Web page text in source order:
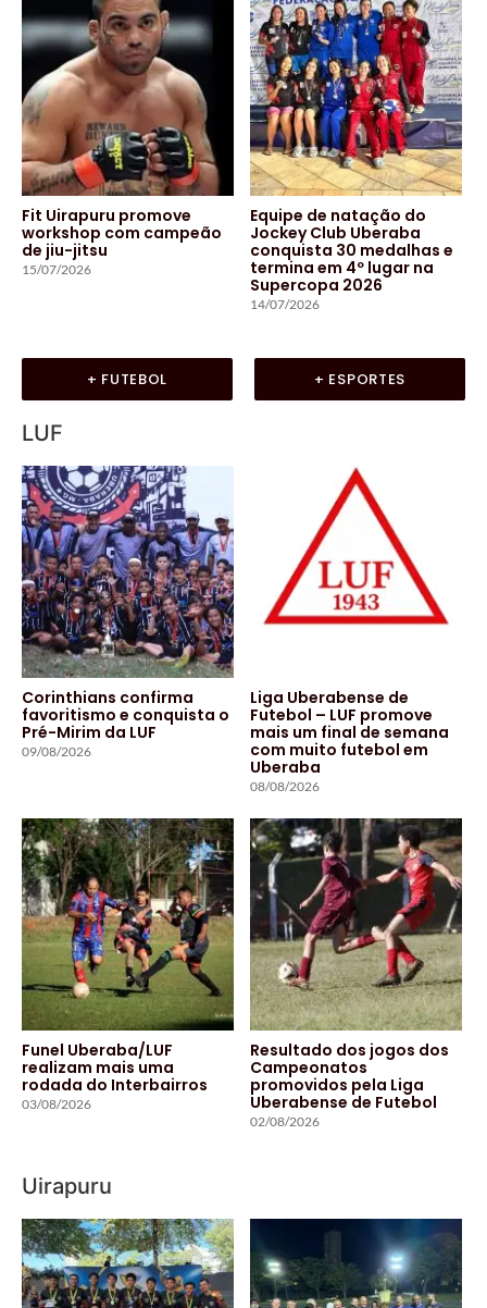
Fit Uirapuru promove
workshop com campeão
de jiu-jitsu
15/07/2026
Equipe de natação do
Jockey Club Uberaba
conquista 30 medalhas e
termina em 4º lugar na
Supercopa 2026
14/07/2026
+ FUTEBOL + ESPORTES
LUF
Corinthians confirma
favoritismo e conquista o
Pré-Mirim da LUF
09/08/2026
Liga Uberabense de
Futebol – LUF promove
mais um final de semana
com muito futebol em
Uberaba
08/08/2026
Funel Uberaba/LUF
realizam mais uma
rodada do Interbairros
03/08/2026
Resultado dos jogos dos
Campeonatos
promovidos pela Liga
Uberabense de Futebol
02/08/2026
Uirapuru